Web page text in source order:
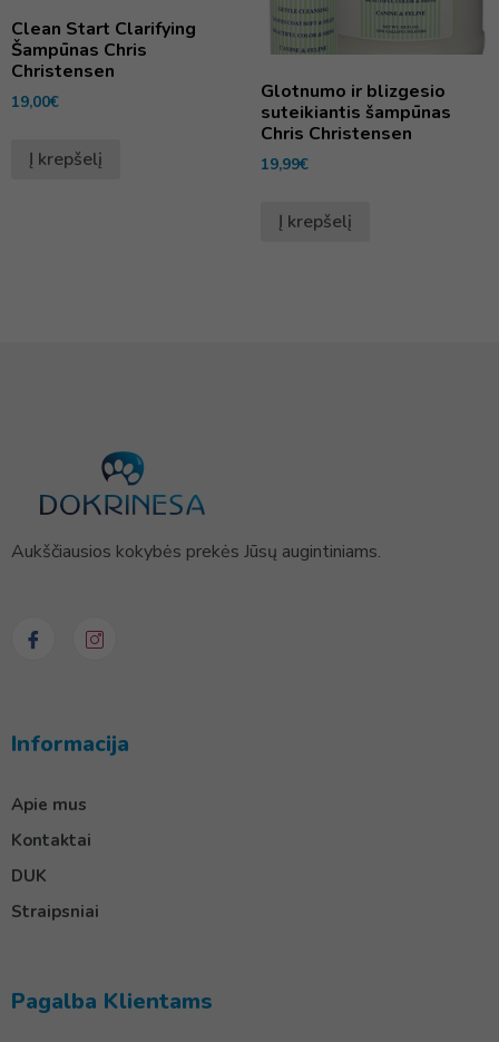
Clean Start Clarifying
Šampūnas Chris
Christensen
19,00€
Į krepšelį
Glotnumo ir blizgesio
suteikiantis šampūnas
Chris Christensen
19,99€
Į krepšelį
Aukščiausios kokybės prekės Jūsų augintiniams.
Informacija
Apie mus
Kontaktai
DUK
Straipsniai
Pagalba Klientams